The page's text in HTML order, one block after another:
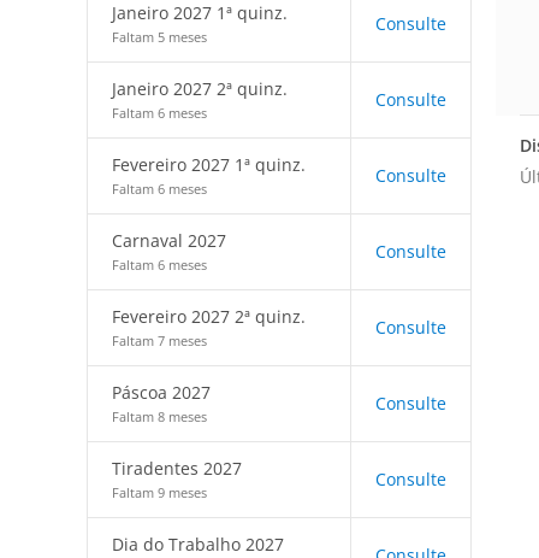
Janeiro 2027 1ª quinz.
Faltam 5 meses
Consulte
Janeiro 2027 2ª quinz.
Faltam 6 meses
Consulte
Fevereiro 2027 1ª quinz.
Faltam 6 meses
Consulte
Carnaval 2027
Faltam 6 meses
Consulte
Fevereiro 2027 2ª quinz.
Faltam 7 meses
Consulte
Páscoa 2027
Faltam 8 meses
Consulte
Tiradentes 2027
Faltam 9 meses
Consulte
Dia do Trabalho 2027